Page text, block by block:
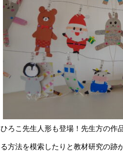
ひろこ先生人形も登場！先生方の作
る方法を模索したりと教材研究の跡